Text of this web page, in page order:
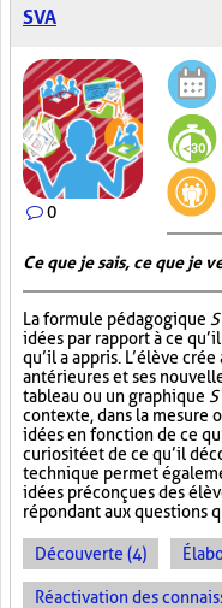
SVA
0
Ce que je sais, ce que je
La formule pédagogique
idées par rapport à ce
qu’il a appris. L’élève
antérieures et ses
tableau ou un graphique
contexte, dans la mesure
idées en fonction de ce
curiosité et de ce qu’il
technique permet
idées préconçues des
répondant aux questions
Découverte (4)
Réactivation des